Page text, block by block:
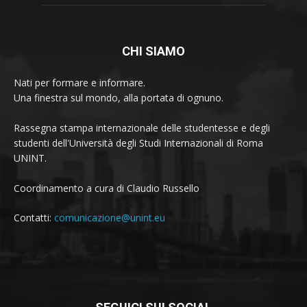
CHI SIAMO
Nati per formare e informare.
Una finestra sul mondo, alla portata di ognuno.
Rassegna stampa internazionale delle studentesse e degli
studenti dell'Università degli Studi Internazionali di Roma
UNINT.
Coordinamento a cura di Claudio Russello
Contatti: comunicazione@unint.eu